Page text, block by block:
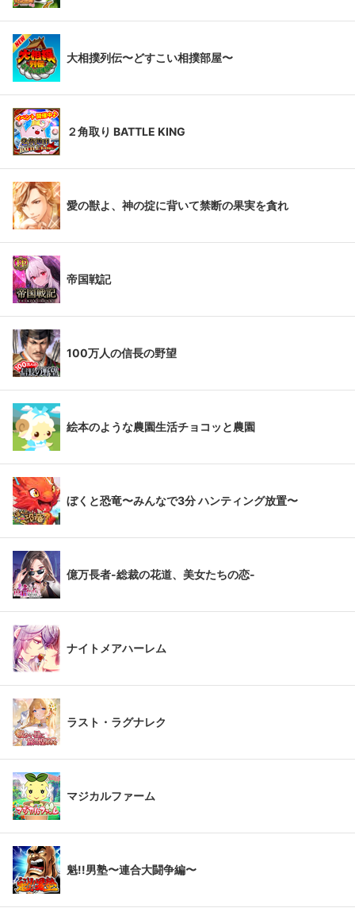
大相撲列伝〜どすこい相撲部屋〜
２角取り BATTLE KING
愛の獣よ、神の掟に背いて禁断の果実を貪れ
帝国戦記
100万人の信長の野望
絵本のような農園生活チョコッと農園
ぼくと恐竜〜みんなで3分 ハンティング放置〜
億万長者-総裁の花道、美女たちの恋-
ナイトメアハーレム
ラスト・ラグナレク
マジカルファーム
魁!!男塾〜連合大闘争編〜